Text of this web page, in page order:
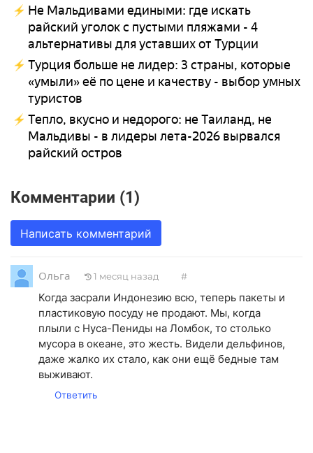
Не Мальдивами едиными: где искать
райский уголок с пустыми пляжами - 4
альтернативы для уставших от Турции
Турция больше не лидер: 3 страны, которые
«умыли» её по цене и качеству - выбор умных
туристов
Тепло, вкусно и недорого: не Таиланд, не
Мальдивы - в лидеры лета-2026 вырвался
райский остров
Комментарии (1)
Написать комментарий
Ольга 1 месяц назад #
Когда засрали Индонезию всю, теперь пакеты и
пластиковую посуду не продают. Мы, когда
плыли с Нуса-Пениды на Ломбок, то столько
мусора в океане, это жесть. Видели дельфинов,
даже жалко их стало, как они ещё бедные там
выживают.
Ответить